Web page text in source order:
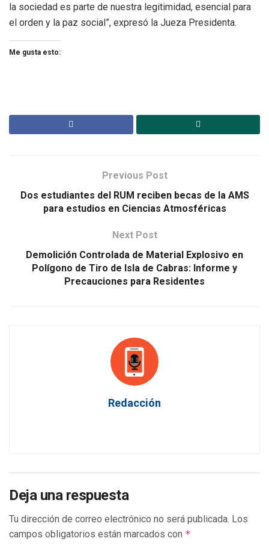
la sociedad es parte de nuestra legitimidad, esencial para
el orden y la paz social”, expresó la Jueza Presidenta.
Me gusta esto:
Previous Post
Dos estudiantes del RUM reciben becas de la AMS
para estudios en Ciencias Atmosféricas
Next Post
Demolición Controlada de Material Explosivo en
Polígono de Tiro de Isla de Cabras: Informe y
Precauciones para Residentes
Redacción
Deja una respuesta
Tu dirección de correo electrónico no será publicada. Los
campos obligatorios están marcados con *